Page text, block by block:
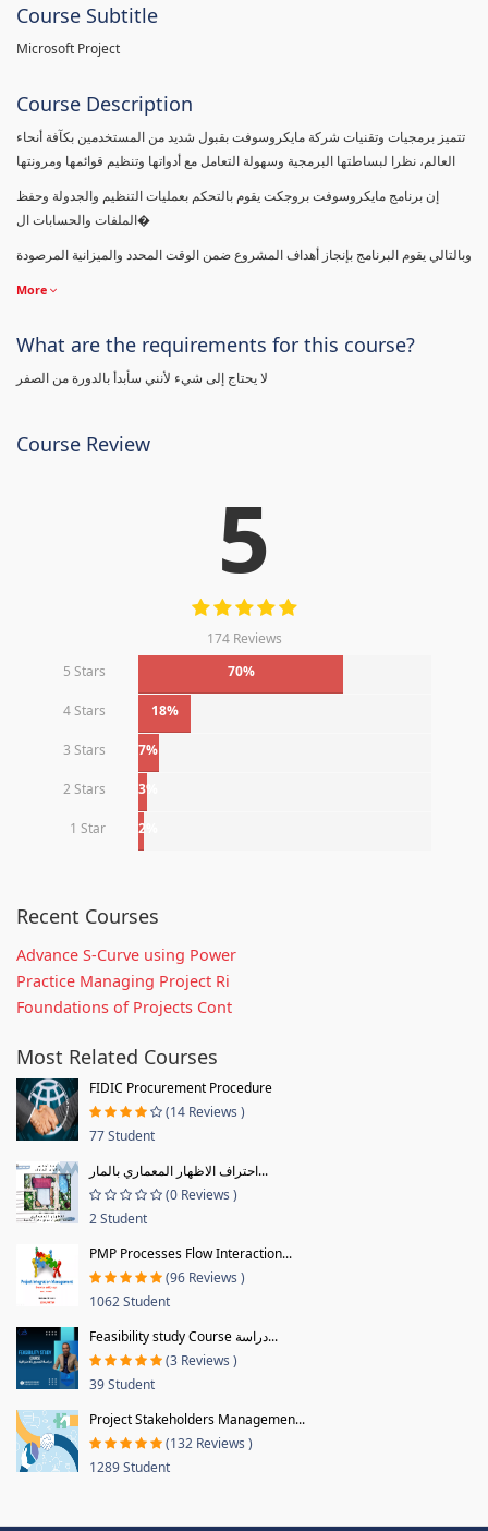
Course Subtitle
Microsoft Project
Course Description
تتميز برمجيات وتقنيات شركة مايكروسوفت بقبول شديد من المستخدمين بكآفة أنحاء
إن برنامج مايكروسوفت بروجكت يقوم بالتحكم بعمليات التنظيم والجدولة وحفظ
الملفات والحسابات ال�
وبالتالي يقوم البرنامج بإنجاز أهداف المشروع ضمن الوقت المحدد والميزانية المرصودة
More
What are the requirements for this course?
لا يحتاج إلى شيء لأنني سأبدأ بالدورة من الصفر
Course Review
5
174 Reviews
5 Stars
70%
4 Stars 18%
3 Stars 7%
2 Stars 3%
1 Star 2%
Recent Courses
Advance S-Curve using Power
Practice Managing Project Ri
Foundations of Projects Cont
Most Related Courses
FIDIC Procurement Procedure
(14 Reviews )
77 Student
احتراف الاظهار المعماري بالمار...
(0 Reviews )
2 Student
PMP Processes Flow Interaction...
(96 Reviews )
1062 Student
Feasibility study Course دراسة...
(3 Reviews )
39 Student
Project Stakeholders Managemen...
(132 Reviews )
1289 Student